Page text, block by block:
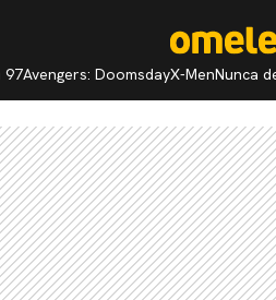
97Avengers: DoomsdayX-MenNunca